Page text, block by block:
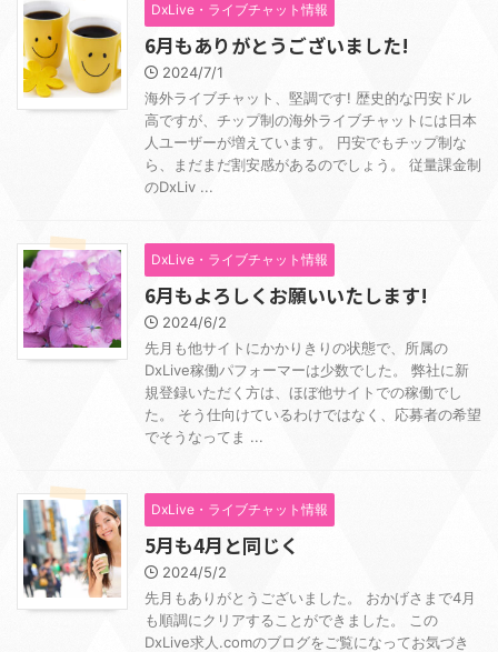
DxLive・ライブチャット情報
6月もありがとうございました!
2024/7/1
海外ライブチャット、堅調です! 歴史的な円安ドル
高ですが、チップ制の海外ライブチャットには日本
人ユーザーが増えています。 円安でもチップ制な
ら、まだまだ割安感があるのでしょう。 従量課金制
のDxLiv ...
DxLive・ライブチャット情報
6月もよろしくお願いいたします!
2024/6/2
先月も他サイトにかかりきりの状態で、所属の
DxLive稼働パフォーマーは少数でした。 弊社に新
規登録いただく方は、ほぼ他サイトでの稼働でし
た。 そう仕向けているわけではなく、応募者の希望
でそうなってま ...
DxLive・ライブチャット情報
5月も4月と同じく
2024/5/2
先月もありがとうございました。 おかげさまで4月
も順調にクリアすることができました。 この
DxLive求人.comのブログをご覧になってお気づき